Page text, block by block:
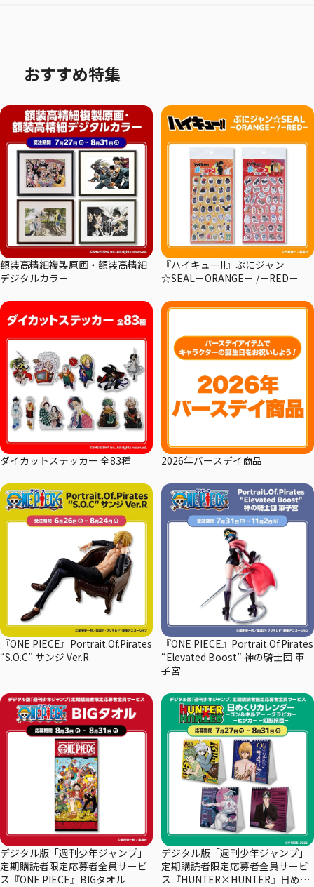
おすすめ特集
額装高精細複製原画・額装高精細
デジタルカラー
『ハイキュー!!』ぷにジャン
☆SEAL－ORANGE－ /－RED－
ダイカットステッカー 全83種 2026年バースデイ商品
『ONE PIECE』Portrait.Of.Pirates
“S.O.C” サンジ Ver.R
『ONE PIECE』Portrait.Of.Pirates
“Elevated Boost” 神の騎士団 軍
子宮
デジタル版「週刊少年ジャンプ」
定期購読者限定応募者全員サービ
ス『ONE PIECE』BIGタオル
デジタル版「週刊少年ジャンプ」
定期購読者限定応募者全員サービ
ス『HUNTER×HUNTER』日めく